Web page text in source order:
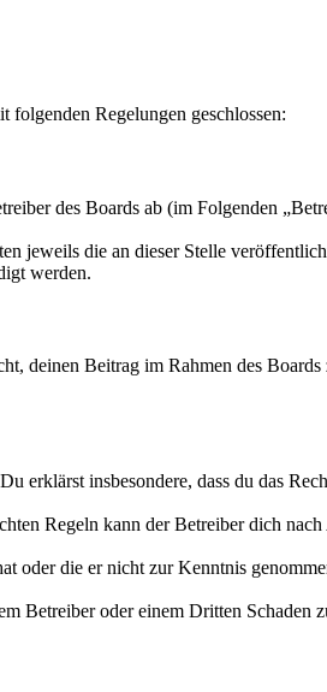
Regelungen geschlossen:
des Boards ab (im Folgenden
jeweils die an dieser Stelle
werden.
deinen Beitrag im Rahmen des Boards
erklärst insbesondere, dass du das
Regeln kann der Betreiber dich
oder die er nicht zur Kenntnis
Betreiber oder einem Dritten Schaden